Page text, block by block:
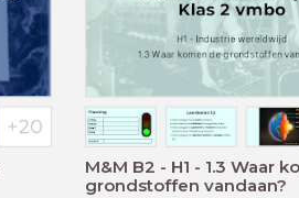
M&M B2 - H1 - 1.3 Waar
grondstoffen vandaan?